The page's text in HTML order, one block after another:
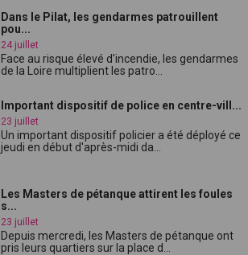
Dans le Pilat, les gendarmes patrouillent
pou...
24 juillet
Face au risque élevé d'incendie, les gendarmes
de la Loire multiplient les patro...
Important dispositif de police en centre-vill...
23 juillet
Un important dispositif policier a été déployé ce
jeudi en début d'après-midi da...
Les Masters de pétanque attirent les foules
s...
23 juillet
Depuis mercredi, les Masters de pétanque ont
pris leurs quartiers sur la place d...